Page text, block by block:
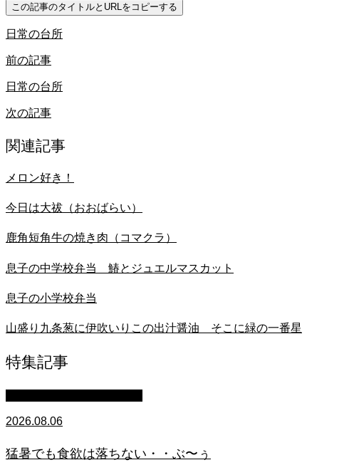
この記事のタイトルとURLをコピーする
日常の台所
前の記事
日常の台所
次の記事
関連記事
メロン好き！
今日は大祓（おおばらい）
鹿角短角牛の焼き肉（コマクラ）
息子の中学校弁当 鰆とジュエルマスカット
息子の小学校弁当
山盛り九条葱に伊吹いりこの出汁醤油 そこに緑の一番星
特集記事
2026.08.06
猛暑でも食欲は落ちない・・ぶ〜ぅ